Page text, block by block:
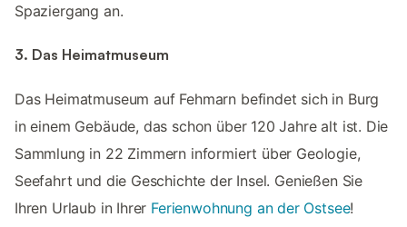
Spaziergang an.
3. Das Heimatmuseum
Das Heimatmuseum auf Fehmarn befindet sich in Burg
in einem Gebäude, das schon über 120 Jahre alt ist. Die
Sammlung in 22 Zimmern informiert über Geologie,
Seefahrt und die Geschichte der Insel. Genießen Sie
Ihren Urlaub in Ihrer Ferienwohnung an der Ostsee!